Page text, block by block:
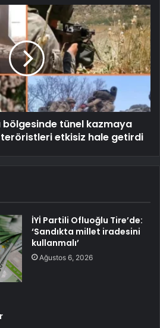
bölgesinde tünel kazmaya
teröristleri etkisiz hale getirdi
İYİ Partili Ofluoğlu Tire’de:
‘Sandıkta millet iradesini
kullanmalı’
Ağustos 6, 2026